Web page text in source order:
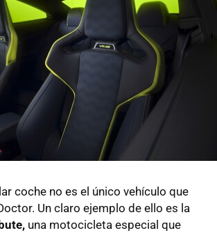
coche no es el único vehículo que
Un claro ejemplo de ello es la
una motocicleta especial que